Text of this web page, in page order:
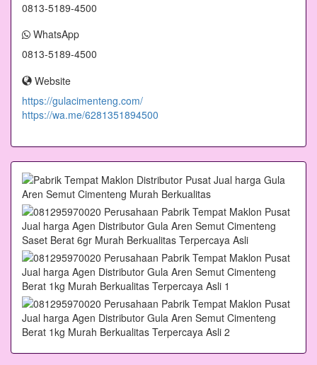
0813-5189-4500
WhatsApp
0813-5189-4500
Website
https://gulacimenteng.com/
https://wa.me/6281351894500